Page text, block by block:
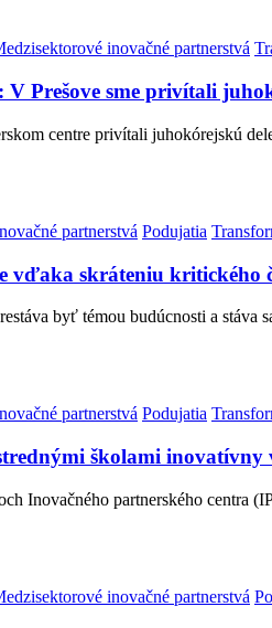
inovačné partnerstvá
Prešove sme privítali
centre privítali juhokórejskú
partnerstvá Podujatia
vďaka skráteniu kritického
byť témou budúcnosti a
partnerstvá Podujatia
školami inovatívny
Inovačného partnerského
inovačné partnerstvá